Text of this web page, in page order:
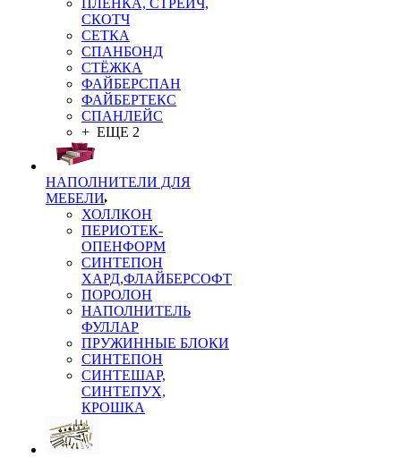
ПЛЁНКА, СТРЕЙЧ,
СКОТЧ
СЕТКА
СПАНБОНД
СТЁЖКА
ФАЙБЕРСПАН
ФАЙБЕРТЕКС
СПАНЛЕЙС
+ ЕЩЕ 2
НАПОЛНИТЕЛИ ДЛЯ
МЕБЕЛИ
ХОЛЛКОН
ПЕРИОТЕК-
ОПЕНФОРМ
СИНТЕПОН
ХАРД,ФЛАЙБЕРСОФТ
ПОРОЛОН
НАПОЛНИТЕЛЬ
ФУЛЛАР
ПРУЖИННЫЕ БЛОКИ
СИНТЕПОН
СИНТЕШАР,
СИНТЕПУХ,
КРОШКА